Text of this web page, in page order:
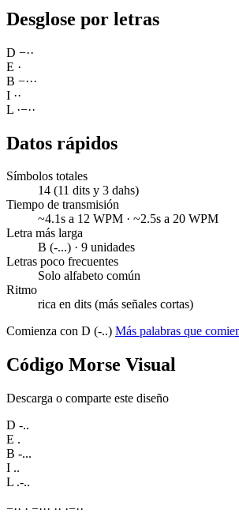
Desglose por letras
D −··
E ·
B −···
I ··
L ·−··
Datos rápidos
Símbolos totales
14 (11 dits y 3 dahs)
Tiempo de transmisión
~4.1s a 12 WPM · ~2.5s a 20 WPM
Letra más larga
B (-...) · 9 unidades
Letras poco frecuentes
Solo alfabeto común
Ritmo
rica en dits (más señales cortas)
Comienza con D (-..) Más palabras que
Código Morse Visual
Descarga o comparte este diseño
D -..
E .
B -...
I ..
L .-..
−·· · −··· ·· ·−··